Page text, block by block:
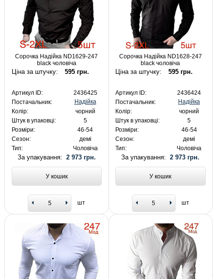
Сорочка Надійка ND1629-247
black чоловіча
Ціна за штучку: 595 грн.
Артикул ID:
2436425
Постачальник:
Надійка
Колір:
чорний
Штук в упаковці:
5
Розміри:
46-54
Сезон:
демі
Тип:
Чоловіча
За упакування: 2 973 грн.
У кошик
шт
Сорочка Надійка ND1628-247
black чоловіча
Ціна за штучку: 595 грн.
Артикул ID:
2436424
Постачальник:
Надійка
Колір:
чорний
Штук в упаковці:
5
Розміри:
46-54
Сезон:
демі
Тип:
Чоловіча
За упакування:2 973 грн.
У кошик
шт